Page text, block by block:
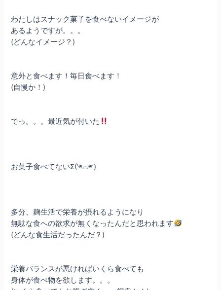
わたしはスナック菓子を食べないイメージが
あるようですが。。。
(どんなイメージ？)
意外と食べます！毎日食べます！
(自慢か！)
でっ。。。最近気が付いた
お菓子食べてないΣ(‘◉⌓◉’)
多分、麹生活で栄養が摂れるようになり
無駄な食への欲求が無くなったんだと思われます
(どんな食生活だったんだ？)
栄養バランスが悪ければいくら食べても
身体が食べ物を欲します。。。